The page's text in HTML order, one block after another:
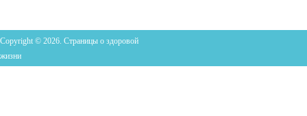
Copyright © 2026. Страницы о здоровой
жизни